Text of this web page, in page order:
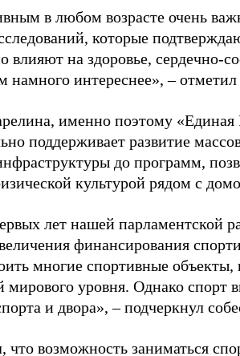
в любом возрасте очень
которые
влияют на здоровье, сердечно-
намного интереснее», – отметил
именно поэтому
поддерживает развитие
до программ,
культурой рядом с
лет нашей парламентской
финансирования
многие спортивные
мирового уровня. Однако спорт
и двора», – подчеркнул
возможность заниматься